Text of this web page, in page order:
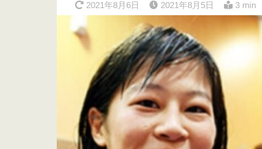
2021年8月6日 2021年8月5日 3 min